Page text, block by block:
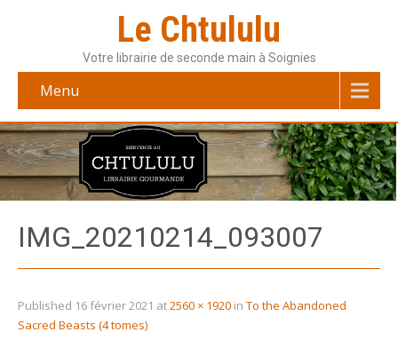
Le Chtululu
Votre librairie de seconde main à Soignies
Menu
IMG_20210214_093007
Published 16 février 2021 at2560 × 1920 in To the Abandoned
Sacred Beasts (4 tomes)